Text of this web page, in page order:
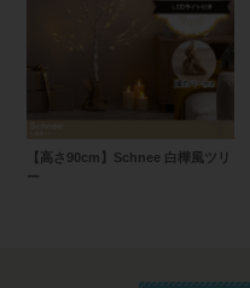
【高さ90cm】Schnee 白樺風ツリ
ー